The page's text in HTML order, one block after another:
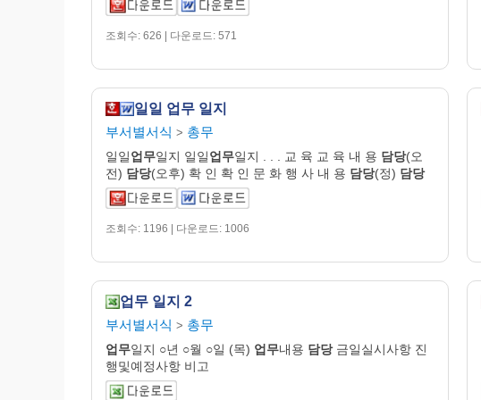
조회수: 626 | 다운로드: 571
일일 업무 일지
부서별서식 > 총무
일일업무일지 일일업무일지 . . . 교 육 교 육 내 용 담당(오
전) 담당(오후) 확 인 확 인 문 화 행 사 내 용 담당(정) 담당
조회수: 1196 | 다운로드: 1006
업무 일지 2
부서별서식 > 총무
업무일지 ○년 ○월 ○일 (목) 업무내용 담당금일실시사항 진
행및예정사항 비고